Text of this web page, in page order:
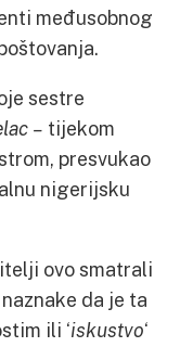
međusobnog
sestre
– tijekom
presvukao
nigerijsku
ovo smatrali
da je ta
ili ‘iskustvo‘